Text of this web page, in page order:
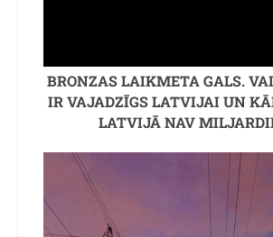
BRONZAS LAIKMETA GALS.
IR VAJADZĪGS LATVIJAI UN
LATVIJĀ NAV